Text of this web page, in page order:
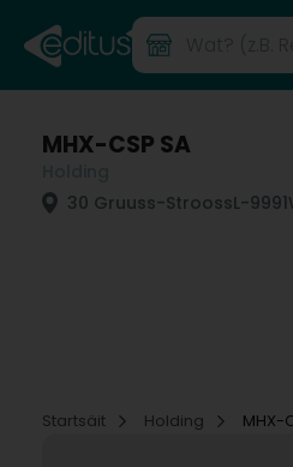
MHX-CSP SA
30 Gruuss-StroossL-9991
Startsäit
Holding MHX-